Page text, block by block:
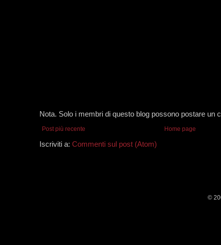
Nota. Solo i membri di questo blog possono postare un
Post più recente Home page
Iscriviti a: Commenti sul post (Atom)
©